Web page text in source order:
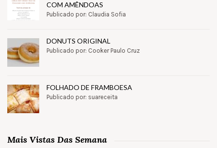
COM AMÊNDOAS
Publicado por: Claudia Sofia
DONUTS ORIGINAL
Publicado por: Cooker Paulo Cruz
FOLHADO DE FRAMBOESA
Publicado por: suareceita
Mais Vistas Das Semana